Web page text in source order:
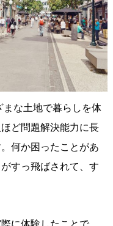
な土地で暮らしを体
ど問題解決能力に長
何か困ったことがあ
すっ飛ばされて、す
に体験したことで